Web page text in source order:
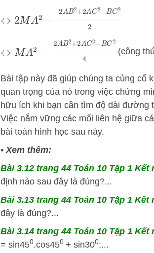
2M A 2= AB2+2AC2−BC
M A 2= B2+2AC2−BC 24
(công
Bài tập này đã giúp chúng ta củng cố
quan trọng của nó trong việc chứng
hữu ích khi bạn cần tìm độ dài đường
Việc nắm vững các mối liên hệ giữa
bài toán hình học sau này.
• Xem thêm:
Bài 3.12 trang 44 Toán 10 Tập 1
định nào sau đây là đúng?...
Bài 3.13 trang 44 Toán 10 Tập 1
đây là đúng?...
Bài 3.14 trang 44 Toán 10 Tập 1
= sin450.cos450 + sin300;...